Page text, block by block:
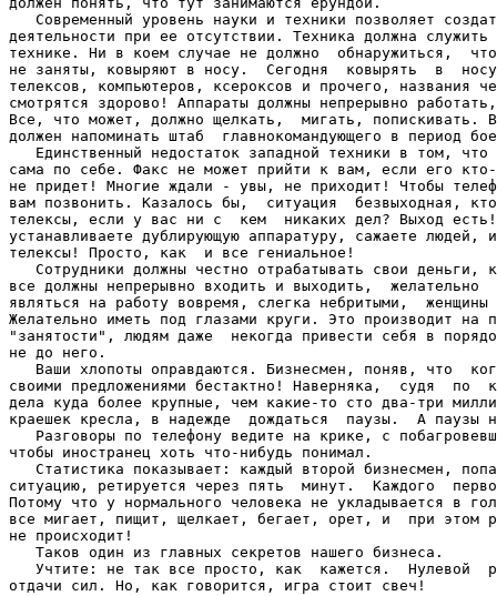
Современный уровень науки и техники позволяет
деятельности при ее отсутствии. Техника должна
технике. Ни в коем случае не должно  обнаружиться,
не заняты, ковыряют в носу.  Сегодня  ковырять  в
телексов, компьютеров, ксероксов и прочего, названия
смотрятся здорово! Аппараты должны непрерывно
Все, что может, должно щелкать,  мигать, попискивать.
должен напоминать штаб  главнокомандующего в период
Единственный недостаток западной техники в том,
сама по себе. Факс не может прийти к вам, если его
не придет! Многие ждали - увы, не приходит! Чтобы
вам позвонить. Казалось бы,  ситуация  безвыходная,
телексы, если у вас ни с  кем  никаких дел? Выход
устанавливаете дублирующую аппаратуру, сажаете
телексы! Просто, как  и все гениальное!
Сотрудники должны честно отрабатывать свои деньги,
все должны непрерывно входить и выходить,  желательно
являться на работу вовремя, слегка небритыми,
Желательно иметь под глазами круги. Это производит на
"занятости", людям даже  некогда привести себя в
не до него.
Ваши хлопоты оправдаются. Бизнесмен, поняв, что
своими предложениями бестактно! Наверняка,  судя  по
дела куда более крупные, чем какие-то сто два-три
краешек кресла, в надежде  дождаться  паузы.  А паузы
Разговоры по телефону ведите на крике, с
чтобы иностранец хоть что-нибудь понимал.
Статистика показывает: каждый второй бизнесмен,
ситуацию, ретируется через пять  минут.  Каждого
Потому что у нормального человека не укладывается в
все мигает, пищит, щелкает, бегает, орет, и  при этом
не происходит!
   Таков один из главных секретов нашего бизнеса.
Учтите: не так все просто, как  кажется.  Нулевой
отдачи сил. Но, как говорится, игра стоит свеч!